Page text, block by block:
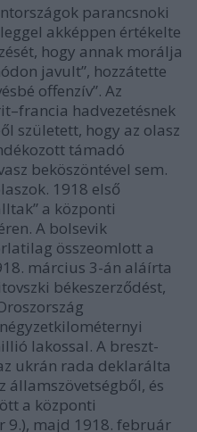
parancsnoki
akképpen értékelte
hogy annak morálja
javult”, hozzátette
offenzív”. Az
hadvezetésnek
született, hogy az olasz
támadó
beköszöntével sem.
1918 első
a központi
A bolsevik
összeomlott a
március 3-án aláírta
békeszerződést,
lakossal. A breszt-
ukrán rada deklarálta
államszövetségből, és
a központi
9.), majd 1918. február